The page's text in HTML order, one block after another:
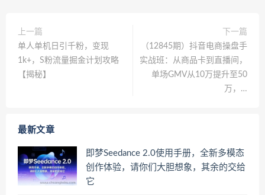
上一篇
单人单机日引千粉，变现
1k+，S粉流量掘金计划攻略
【揭秘】
下一篇
（12845期）抖音电商操盘手
实战班：从商品卡到直播间，
单场GMV从10万提升至50
万，…
最新文章
即梦Seedance 2.0使用手册，全新多模态
创作体验，请你们大胆想象，其余的交给
它